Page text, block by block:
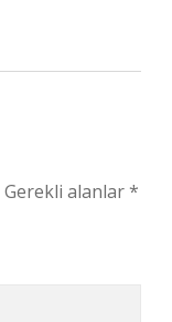
Gerekli alanlar*